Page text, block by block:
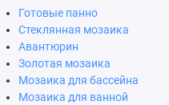
Готовые панно
Стеклянная мозаика
Авантюрин
Золотая мозаика
Мозаика для бассейна
Мозаика для ванной